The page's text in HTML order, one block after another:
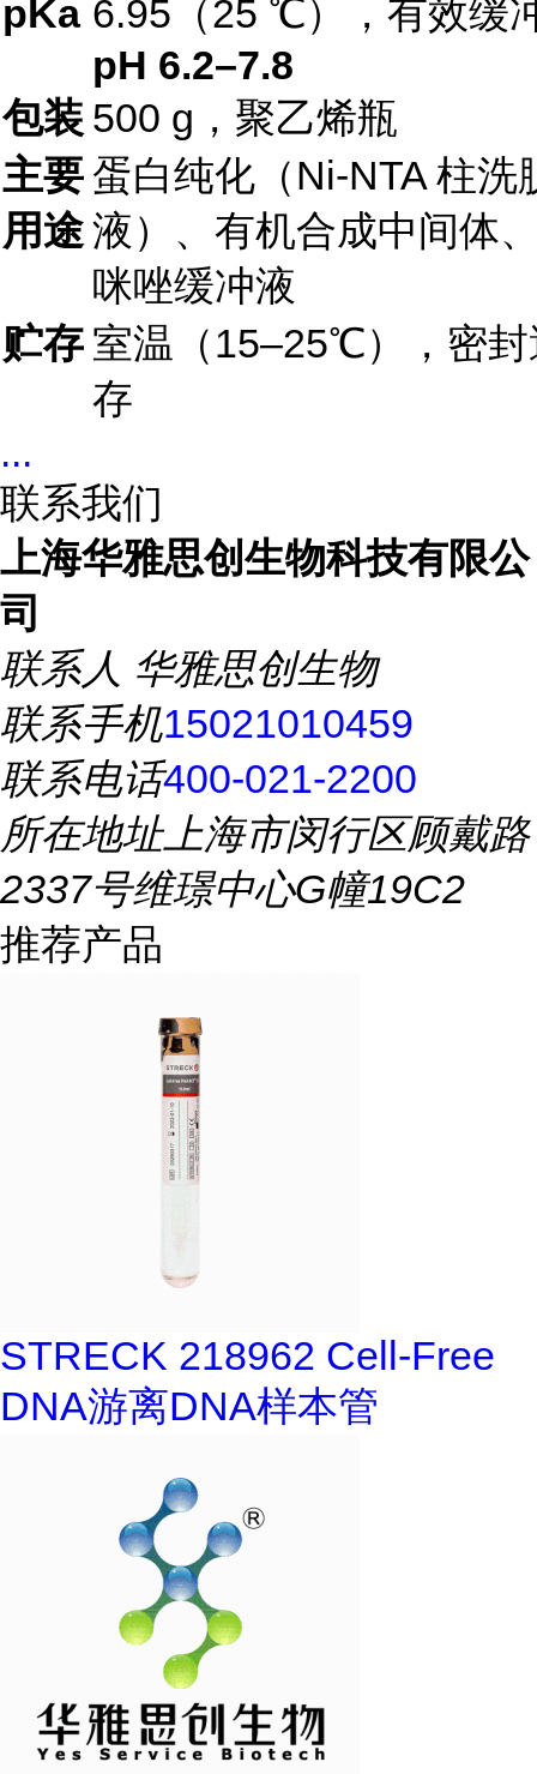
pKa 6.95（25 ℃），有效缓
pH 6.2–7.8
包装 500 g，聚乙烯瓶
主要
用途
蛋白纯化（Ni-NTA 柱洗
液）、有机合成中间体
咪唑缓冲液
贮存 室温（15–25℃），密封
存
...
联系我们
上海华雅思创生物科技有限公
司
联系人 华雅思创生物
联系手机15021010459
联系电话400-021-2200
所在地址上海市闵行区顾戴路
2337号维璟中心G幢19C2
推荐产品
STRECK 218962 Cell-Free
DNA游离DNA样本管